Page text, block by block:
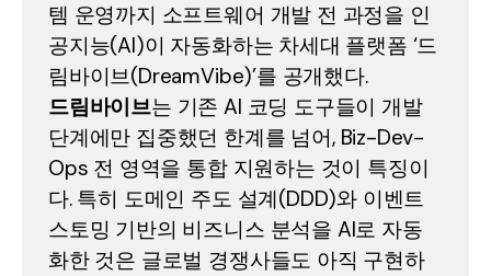
템 운영까지 소프트웨어 개발 전 과정을 인
공지능(AI)이 자동화하는 차세대 플랫폼 ‘드
림바이브(DreamVibe)’를 공개했다.
드림바이브는 기존 AI 코딩 도구들이 개발
단계에만 집중했던 한계를 넘어, Biz-Dev-
Ops 전 영역을 통합 지원하는 것이 특징이
다. 특히 도메인 주도 설계(DDD)와 이벤트
스토밍 기반의 비즈니스 분석을 AI로 자동
화한 것은 글로벌 경쟁사들도 아직 구현하